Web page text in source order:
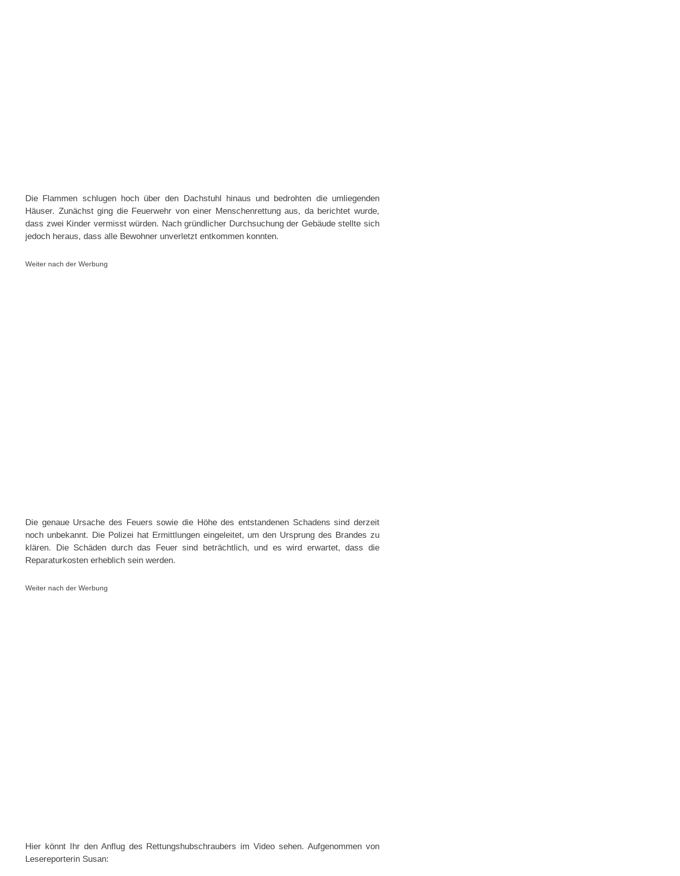
Die Flammen schlugen hoch über den Dachstuhl hinaus und bedrohten die umliegenden
Häuser. Zunächst ging die Feuerwehr von einer Menschenrettung aus, da berichtet wurde,
dass zwei Kinder vermisst würden. Nach gründlicher Durchsuchung der Gebäude stellte sich
jedoch heraus, dass alle Bewohner unverletzt entkommen konnten.
Weiter nach der Werbung
Die genaue Ursache des Feuers sowie die Höhe des entstandenen Schadens sind derzeit
noch unbekannt. Die Polizei hat Ermittlungen eingeleitet, um den Ursprung des Brandes zu
klären. Die Schäden durch das Feuer sind beträchtlich, und es wird erwartet, dass die
Reparaturkosten erheblich sein werden.
Weiter nach der Werbung
Hier könnt Ihr den Anflug des Rettungshubschraubers im Video sehen. Aufgenommen von
Lesereporterin Susan: